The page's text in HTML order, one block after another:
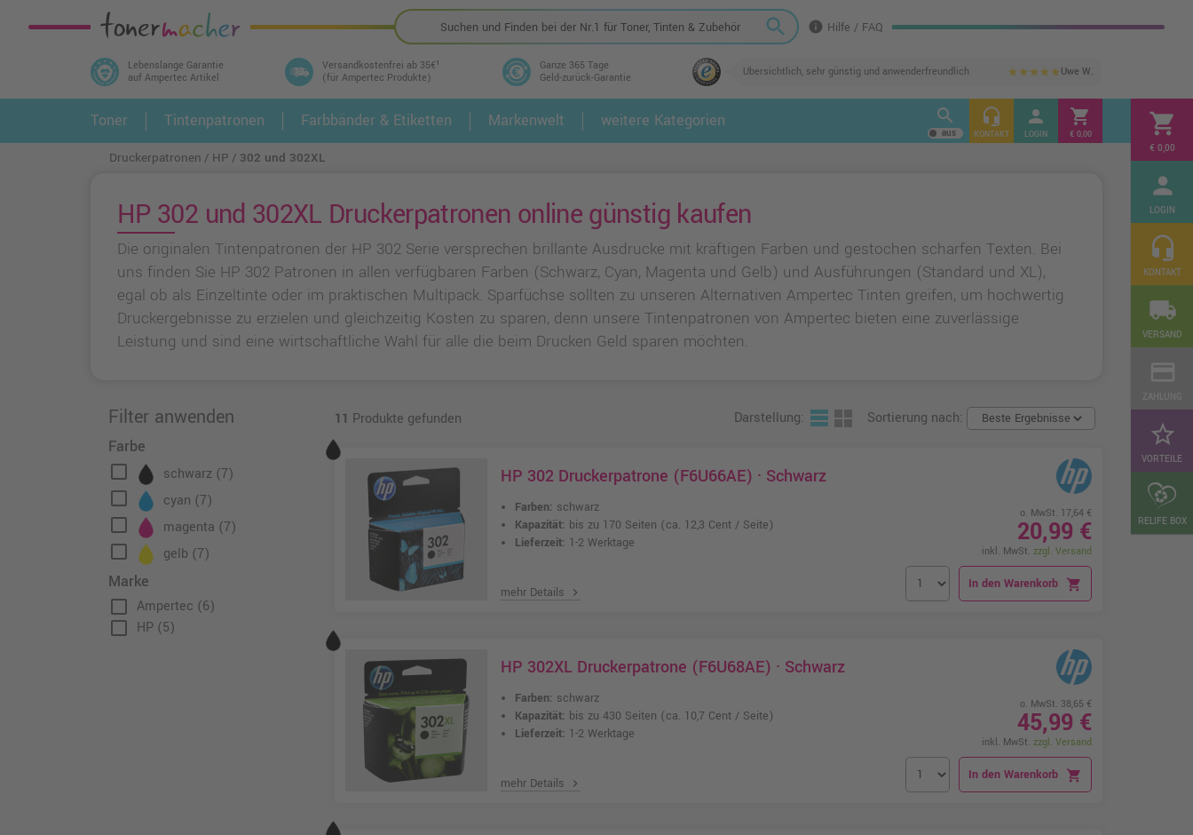
search info Hilfe / FAQ
Lebenslange Garantie
auf Ampertec Artikel
Versandkostenfrei ab 35€¹
(für Ampertec Produkte)
Ganze 365 Tage
Geld-zurück-Garantie
Übersichtlich, sehr günstig und anwenderfreundlich star star star star star Uwe W.
shopping_cart
€ 0,00
person
LOGIN
headset_mic
KONTAKT
local_shipping
VERSAND
star_border
VORTEILE
RELIFE BOX
In 3 einfachen Schritten ihr Druckermodell
und alle dazu passenden Artikel finden ➤ 1. 2.
Toner Tintenpatronen Farbbänder & Etiketten Markenwelt weitere Kategorien search headset_mic
KONTAKT
person
LOGIN
shopping_cart
€ 0,00
Druckerpatronen HP 302 und 302XL
HP 302 und 302XL Druckerpatronen online günstig kaufen
Die originalen Tintenpatronen der HP 302 Serie versprechen brillante Ausdrucke mit kräftigen Farben und gestochen scharfen Texten. Bei
uns finden Sie HP 302 Patronen in allen verfügbaren Farben (Schwarz, Cyan, Magenta und Gelb) und Ausführungen (Standard und XL),
egal ob als Einzeltinte oder im praktischen Multipack. Sparfüchse sollten zu unseren Alternativen Ampertec Tinten greifen, um hochwertig
Druckergebnisse zu erzielen und gleichzeitig Kosten zu sparen, denn unsere Tintenpatronen von Ampertec bieten eine zuverlässige
Leistung und sind eine wirtschaftliche Wahl für alle die beim Drucken Geld sparen möchten.
Filter anwenden
Farbe
check_box_outline_blank schwarz (7)
check_box_outline_blank cyan (7)
check_box_outline_blank magenta (7)
check_box_outline_blank gelb (7)
Marke
check_box_outline_blank Ampertec (6)
check_box_outline_blank HP (5)
11 Produkte gefunden Darstellung: Sortierung nach:
HP 302 Druckerpatrone (F6U66AE) · Schwarz
Farben: schwarz
Kapazität: bis zu 170 Seiten (ca. 12,3 Cent / Seite)
Lieferzeit: 1-2 Werktage
mehr Details chevron_right
o. MwSt. 17,64 €
20,99 €
inkl. MwSt. zzgl. Versand
In den Warenkorb shopping_cart
HP 302XL Druckerpatrone (F6U68AE) · Schwarz
Farben: schwarz
Kapazität: bis zu 430 Seiten (ca. 10,7 Cent / Seite)
Lieferzeit: 1-2 Werktage
mehr Details chevron_right
o. MwSt. 38,65 €
45,99 €
inkl. MwSt. zzgl. Versand
In den Warenkorb shopping_cart